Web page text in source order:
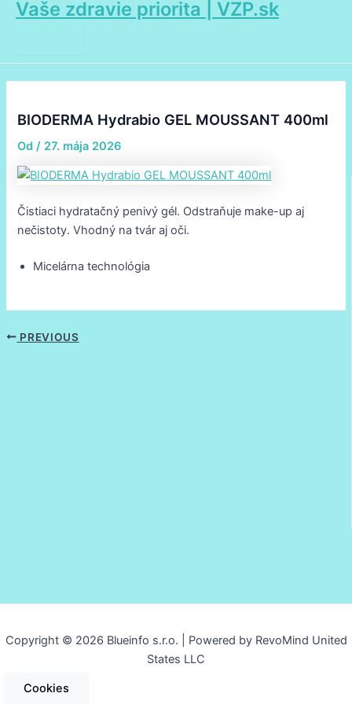
Preskočiť
Vaše zdravie priorita | VZP.sk
Main
Menu
BIODERMA Hydrabio GEL MOUSSANT 400ml
Od / 27. mája 2026
Čistiaci hydratačný penivý gél. Odstraňuje make-up aj
nečistoty. Vhodný na tvár aj oči.
Micelárna technológia
Post
PREVIOUS
Copyright © 2026 Blueinfo s.r.o. | Powered by RevoMind United
States LLC
Cookies